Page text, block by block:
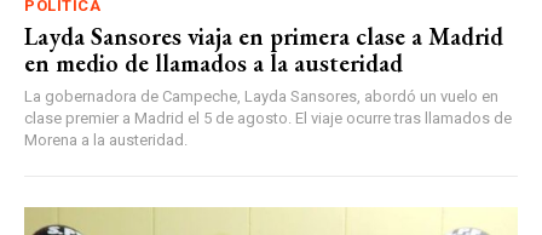
POLÍTICA
Layda Sansores viaja en primera clase a Madrid
en medio de llamados a la austeridad
La gobernadora de Campeche, Layda Sansores, abordó un vuelo en
clase premier a Madrid el 5 de agosto. El viaje ocurre tras llamados de
Morena a la austeridad.